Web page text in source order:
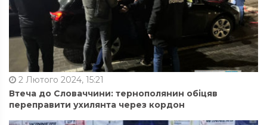
2 Лютого 2024, 15:21
Втеча до Словаччини: тернополянин обіцяв
переправити ухилянта через кордон